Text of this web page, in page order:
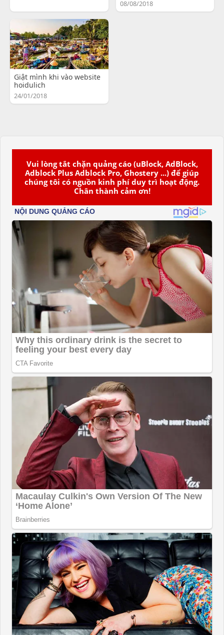
Vui lòng tắt chặn quảng cáo (uBlock, AdBlock,
Adblock Plus Adblock Pro, Ghostery ...) để giúp
chúng tôi có nguồn kinh phí duy trì hoạt động.
Chân thành cảm ơn!
08/08/2018
Giật mình khi vào website
hoidulich
24/01/2018